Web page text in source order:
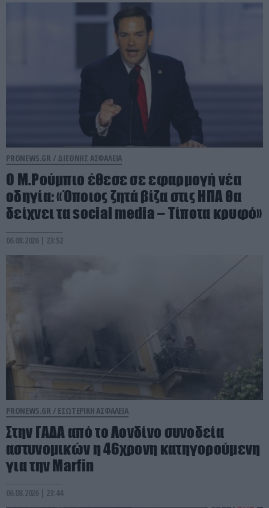
PRONEWS.GR / ΔΙΕΘΝΗΣ ΑΣΦΑΛΕΙΑ
Ο Μ.Ρούμπιο έθεσε σε εφαρμογή νέα
οδηγία: «Όποιος ζητά βίζα στις ΗΠΑ θα
δείχνει τα social media – Τίποτα κρυφό»
06.08.2026 | 23:52
PRONEWS.GR / ΕΣΩΤΕΡΙΚΗ ΑΣΦΑΛΕΙΑ
Στην ΓΑΔΑ από το Λονδίνο συνοδεία
αστυνομικών η 46χρονη κατηγορούμενη
για την Marfin
06.08.2026 | 23:44